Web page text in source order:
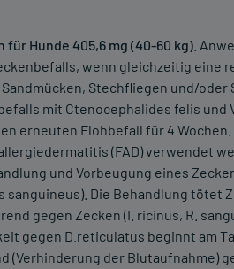
Hunde 405,6 mg (40-60 kg) .
wenn gleichzeitig eine
Stechfliegen und/oder
mit Ctenocephalides felis
erneuten Flohbefall für 4
(FAD) verwendet
und Vorbeugung eines
Die Behandlung tötet
gegen Zecken (I. ricinus, R.
gegen D.reticulatus beginnt am
(Verhinderung der Blutaufnahme)